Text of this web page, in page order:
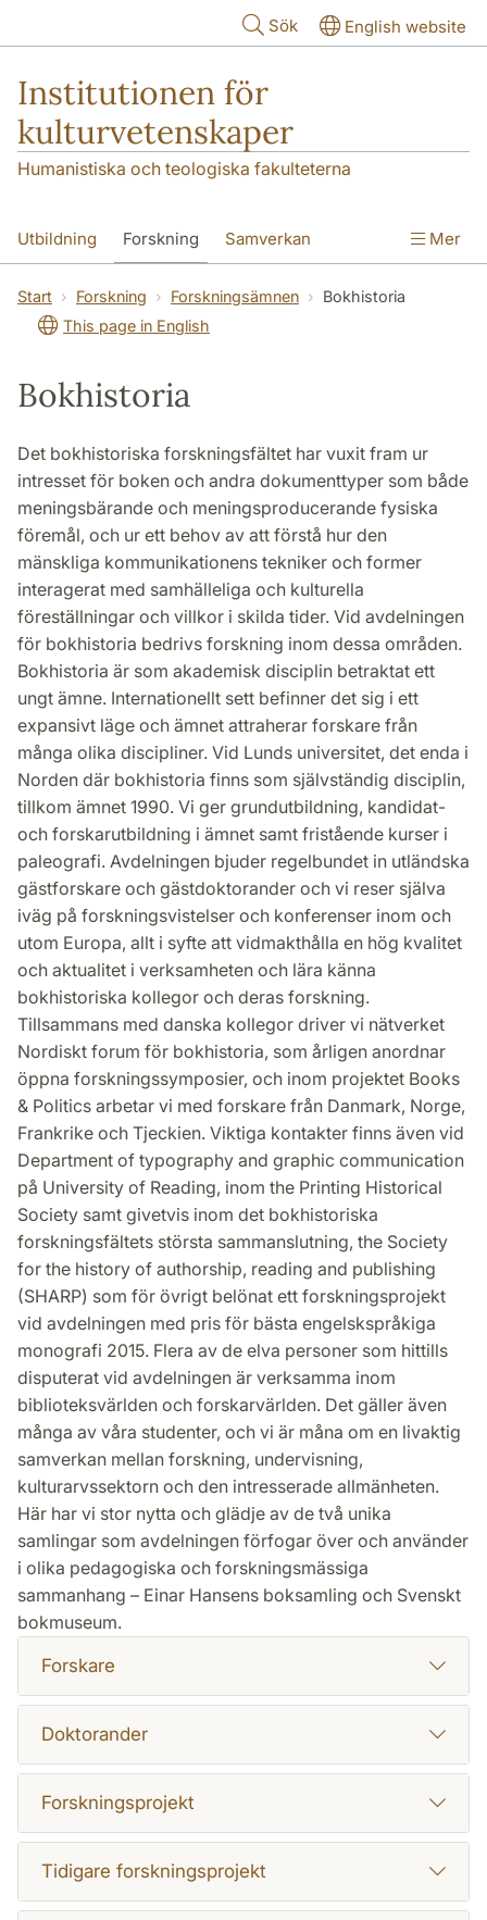
Sök English website
Institutionen för
kulturvetenskaper
Humanistiska och teologiska fakulteterna
Utbildning Forskning Samverkan
Om institutionen Kontakt
Mer
Start Forskning Forskningsämnen
Bokhistoria
This page in English
Bokhistoria
Det bokhistoriska forskningsfältet har vuxit fram ur
intresset för boken och andra dokumenttyper som både
meningsbärande och meningsproducerande fysiska
föremål, och ur ett behov av att förstå hur den
mänskliga kommunikationens tekniker och former
interagerat med samhälleliga och kulturella
föreställningar och villkor i skilda tider. Vid avdelningen
för bokhistoria bedrivs forskning inom dessa områden.
Bokhistoria är som akademisk disciplin betraktat ett
ungt ämne. Internationellt sett befinner det sig i ett
expansivt läge och ämnet attraherar forskare från
många olika discipliner. Vid Lunds universitet, det enda i
Norden där bokhistoria finns som självständig disciplin,
tillkom ämnet 1990. Vi ger grundutbildning, kandidat-
och forskarutbildning i ämnet samt fristående kurser i
paleografi. Avdelningen bjuder regelbundet in utländska
gästforskare och gästdoktorander och vi reser själva
iväg på forskningsvistelser och konferenser inom och
utom Europa, allt i syfte att vidmakthålla en hög kvalitet
och aktualitet i verksamheten och lära känna
bokhistoriska kollegor och deras forskning.
Tillsammans med danska kollegor driver vi nätverket
Nordiskt forum för bokhistoria, som årligen anordnar
öppna forskningssymposier, och inom projektet Books
& Politics arbetar vi med forskare från Danmark, Norge,
Frankrike och Tjeckien. Viktiga kontakter finns även vid
Department of typography and graphic communication
på University of Reading, inom the Printing Historical
Society samt givetvis inom det bokhistoriska
forskningsfältets största sammanslutning, the Society
for the history of authorship, reading and publishing
(SHARP) som för övrigt belönat ett forskningsprojekt
vid avdelningen med pris för bästa engelskspråkiga
monografi 2015. Flera av de elva personer som hittills
disputerat vid avdelningen är verksamma inom
biblioteksvärlden och forskarvärlden. Det gäller även
många av våra studenter, och vi är måna om en livaktig
samverkan mellan forskning, undervisning,
kulturarvssektorn och den intresserade allmänheten.
Här har vi stor nytta och glädje av de två unika
samlingar som avdelningen förfogar över och använder
i olika pedagogiska och forskningsmässiga
sammanhang – Einar Hansens boksamling och Svenskt
bokmuseum.
Forskare
Doktorander
Forskningsprojekt
Tidigare forskningsprojekt